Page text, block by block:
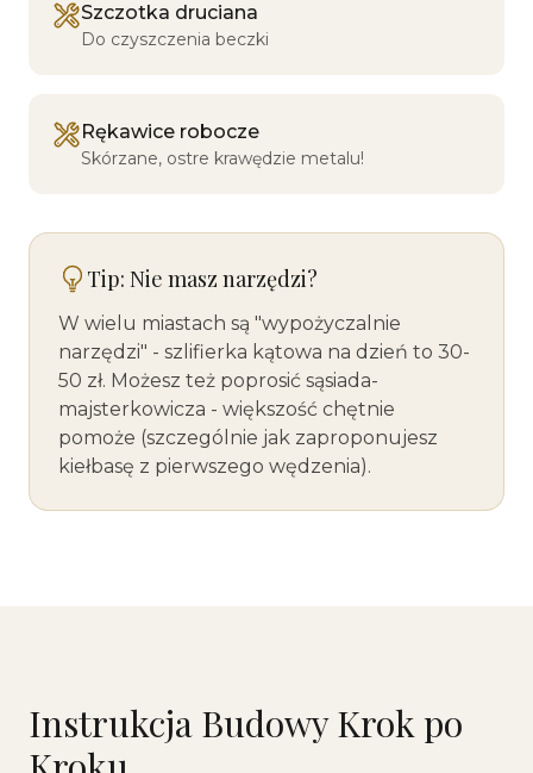
Szczotka druciana
Do czyszczenia beczki
Rękawice robocze
Skórzane, ostre krawędzie metalu!
Tip: Nie masz narzędzi?
W wielu miastach są "wypożyczalnie
narzędzi" - szlifierka kątowa na dzień to 30-
50 zł. Możesz też poprosić sąsiada-
majsterkowicza - większość chętnie
pomoże (szczególnie jak zaproponujesz
kiełbasę z pierwszego wędzenia).
Instrukcja Budowy Krok po